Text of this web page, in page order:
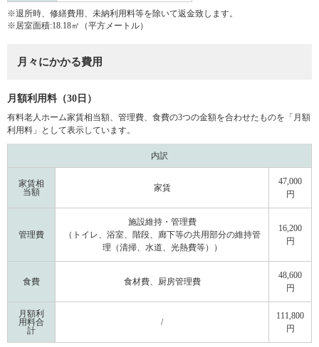
※退所時、修繕費用、未納利用料等を除いて返金致します。
※居室面積:18.18㎡（平方メートル）
月々にかかる費用
月額利用料（30日）
有料老人ホーム家賃相当額、管理費、食費の3つの金額を合わせたものを「月額
利用料」として表示しています。
内訳
家賃相
当額
家賃
47,000
円
管理費
施設維持・管理費
（トイレ、浴室、階段、廊下等の共用部分の維持管
理（清掃、水道、光熱費等））
16,200
円
食費 食材費、厨房管理費
48,600
円
月額利
用料合
計
/
111,800
円